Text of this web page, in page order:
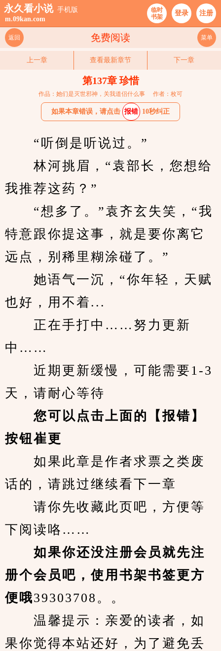
永久看小说 手机版
m.09kan.com
临时
书架
登录 注册
免费阅读
返回 菜单
上一章 查看最新章节 下一章
第137章 珍惜
作品：她们是灭世邪神，关我道侣什么事 作者：枚可
如果本章错误，请点击 报错 10秒纠正
“听倒是听说过。”
林河挑眉，“袁部长，您想给
我推荐这药？”
“想多了。”袁齐玄失笑，“我
特意跟你提这事，就是要你离它
远点，别稀里糊涂碰了。”
她语气一沉，“你年轻，天赋
也好，用不着...
正在手打中……努力更新
中……
近期更新缓慢，可能需要1-3
天，请耐心等待
您可以点击上面的【报错】
按钮崔更
如果此章是作者求票之类废
话的，请跳过继续看下一章
请你先收藏此页吧，方便等
下阅读咯……
如果你还没注册会员就先注
册个会员吧，使用书架书签更方
便哦39303708。。
温馨提示：亲爱的读者，如
果你觉得本站还好，为了避免丢